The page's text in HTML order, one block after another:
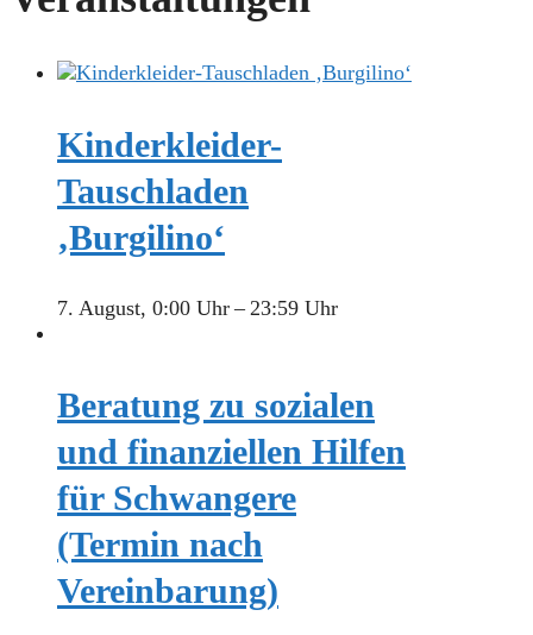
Kinderkleider-
Tauschladen
‚Burgilino‘
7. August, 0:00 Uhr–23:59 Uhr
Beratung zu sozialen
und finanziellen Hilfen
für Schwangere
(Termin nach
Vereinbarung)